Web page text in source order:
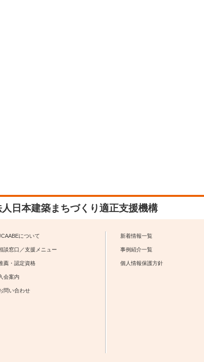
日本建築まちづくり適正支援機構
について
談窓口／支援メニュー
薦・認定資格
入会案内
問い合わせ
新着情報一覧
事例紹介一覧
個人情報保護方針